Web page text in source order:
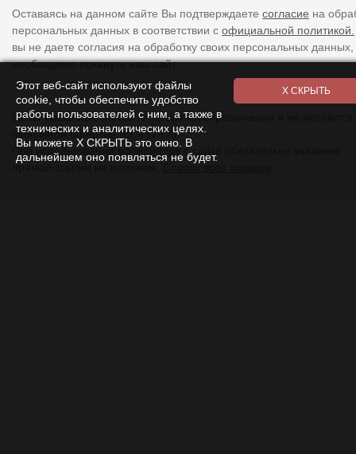
Оставаясь на данном сайте Вы подтверждаете согласие на
персональных данных в соответствии с официальной политикой.
вы не даете согласия на обработку своих персональных
необходимо покинуть наш сайт.
Цены указанные на сайте являются справочными и не являются
публичной офертой (ст. 437 ГК).
При использованииматериаловс сайта обязательно указание
прямой ссылки на источник.
Список всех товаров
Этот веб-сайт используют файлы
cookie, чтобы обеспечить удобство
работы пользователей с ним, а также в
технических и аналитических целях.
Вы можете Х СКРЫТЬ это окно. В
дальнейшем оно появляться не будет.